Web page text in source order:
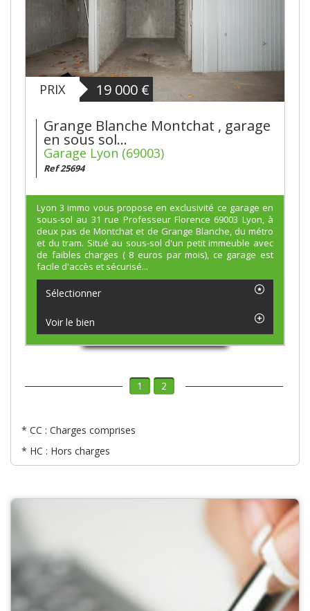
PRIX 19 000 €
Grange Blanche Montchat , garage
en sous sol...
Garage Lyon (69003)
Ref 25694
Lyon 3 immo vous propose en exclusivité ce garage en
sous-sol au 31 rue Professeur Florence 69003 Lyon, à
deux pas de Montchat et de Grange Blanche, du métro
et du tram. Situé au sous-sol d'un petit immeuble avec
de faibles charges ( 8 euros par mois), ce garage est
facile d'accès et sécurisé...
Sélectionner
Voir le bien
1 2
* CC : Charges comprises
* HC : Hors charges